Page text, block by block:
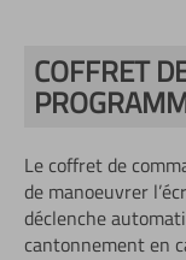
COFFRET
Le coffret de
de manoeuvrer
déclenche
cantonnement en